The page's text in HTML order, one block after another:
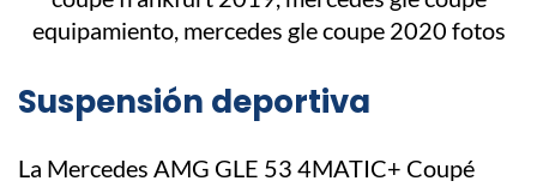
Suspensión deportiva
La Mercedes AMG GLE 53 4MATIC+ Coupé